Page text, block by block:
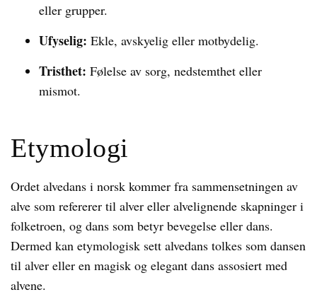
eller grupper.
Ufyselig: Ekle, avskyelig eller motbydelig.
Tristhet: Følelse av sorg, nedstemthet eller
mismot.
Etymologi
Ordet alvedans i norsk kommer fra sammensetningen av
alve som refererer til alver eller alvelignende skapninger i
folketroen, og dans som betyr bevegelse eller dans.
Dermed kan etymologisk sett alvedans tolkes som dansen
til alver eller en magisk og elegant dans assosiert med
alvene.